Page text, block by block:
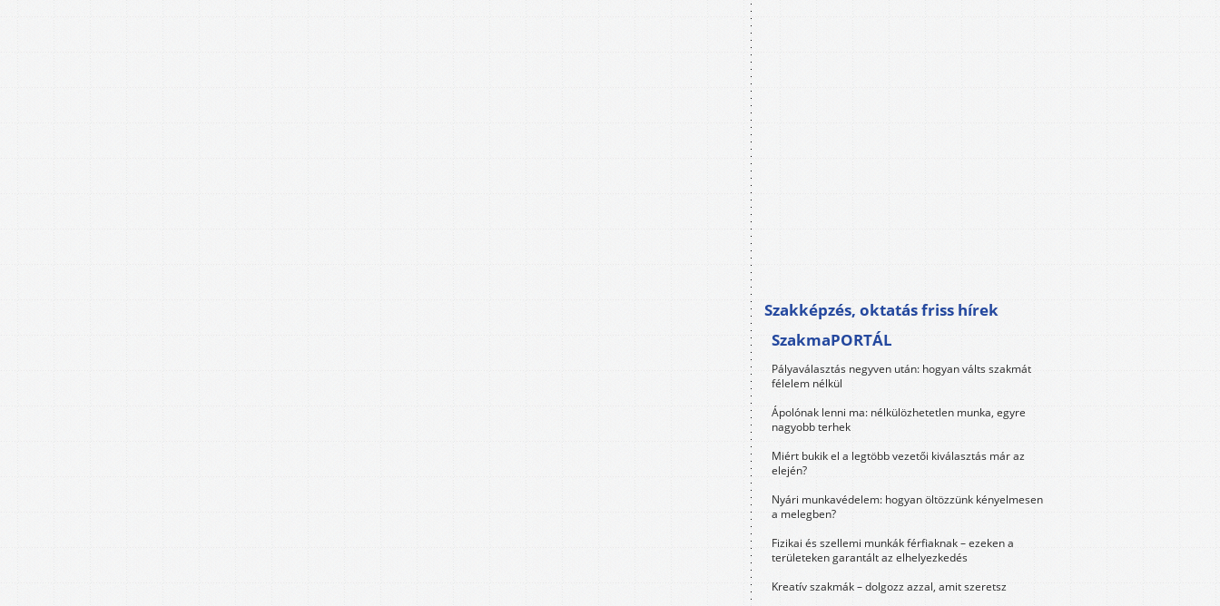
Szakképzés, oktatás friss hírek
SzakmaPORTÁL
Pályaválasztás negyven után: hogyan válts szakmát
félelem nélkül
Ápolónak lenni ma: nélkülözhetetlen munka, egyre
nagyobb terhek
Miért bukik el a legtöbb vezetői kiválasztás már az
elején?
Nyári munkavédelem: hogyan öltözzünk kényelmesen
a melegben?
Fizikai és szellemi munkák férfiaknak – ezeken a
területeken garantált az elhelyezkedés
Kreatív szakmák – dolgozz azzal, amit szeretsz